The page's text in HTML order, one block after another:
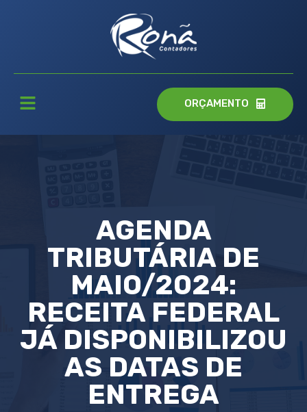
ORÇAMENTO
AGENDA
TRIBUTÁRIA DE
MAIO/2024:
RECEITA FEDERAL
JÁ DISPONIBILIZOU
AS DATAS DE
ENTREGA